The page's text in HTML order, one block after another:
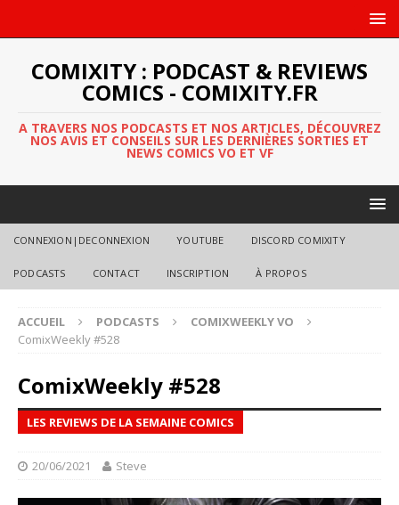
COMIXITY : PODCAST & REVIEWS
COMICS - COMIXITY.FR
A TRAVERS NOS PODCASTS ET NOS ARTICLES, DÉCOUVREZ
NOS AVIS ET CONSEILS SUR LES DERNIÈRES SORTIES ET
NEWS COMICS VO ET VF
CONNEXION|DECONNEXION YOUTUBE DISCORD COMIXITY
PODCASTS CONTACT INSCRIPTION À PROPOS
ACCUEIL PODCASTS
COMIXWEEKLY VO
ComixWeekly #528
ComixWeekly #528
LES REVIEWS DE LA SEMAINE COMICS
20/06/2021 Steve